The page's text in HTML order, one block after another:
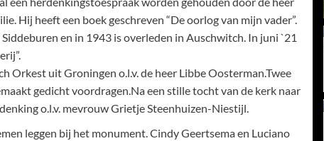
Hij heeft een boek geschreven “De oorlog van mijn vader”.
en in 1943 is overleden in Auschwitch. In juni `21
uit Groningen o.l.v. de heer Libbe Oosterman.Twee
gedicht voordragen.Na een stille tocht van de kerk naar
o.l.v. mevrouw Grietje Steenhuizen-Niestijl.
leggen bij het monument. Cindy Geertsema en Luciano